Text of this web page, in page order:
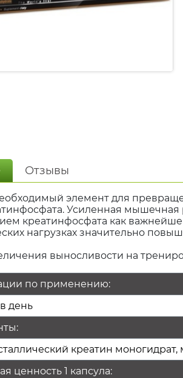
Отзывы
элемент для
Усиленная
креатинфосфата как
нагрузках значительно
выносливости на
по применению:
день
креатин
ценность 1 капсула: